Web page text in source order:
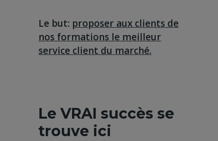
Le but: proposer aux clients de
nos formations le meilleur
service client du marché.
Le VRAI succès se
trouve ici